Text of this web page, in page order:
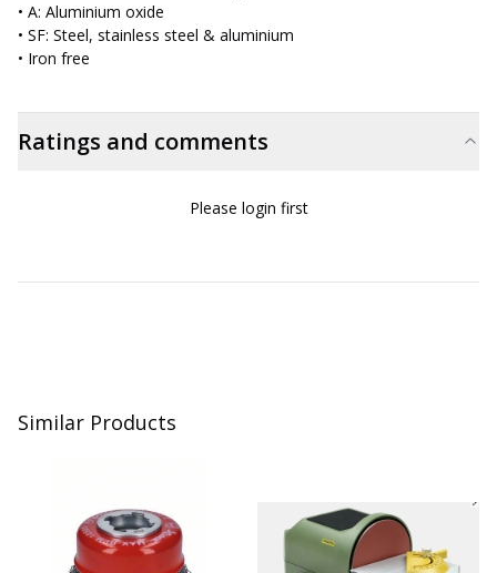
• A: Aluminium oxide
• SF: Steel, stainless steel & aluminium
• Iron free
Ratings and comments
Please login first
Similar Products